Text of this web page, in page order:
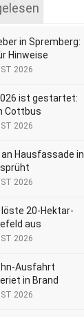
in Spremberg:
Hinweise
2026
ist gestartet:
Cottbus
2026
Hausfassade in
2026
20-Hektar-
aus
2026
Ausfahrt
in Brand
2026